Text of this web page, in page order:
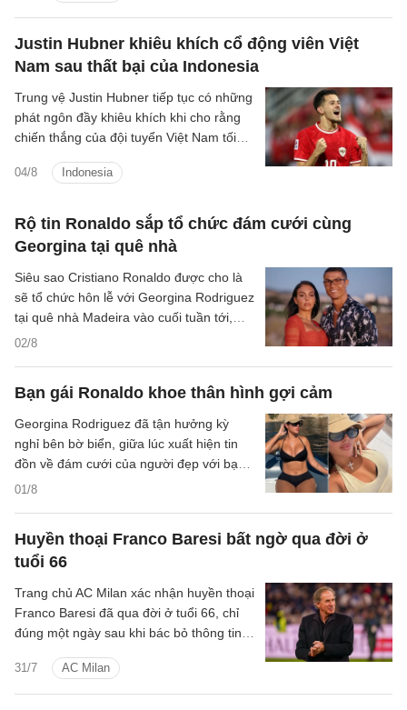
Justin Hubner khiêu khích cổ động viên Việt
Nam sau thất bại của Indonesia
04/8 Indonesia
Trung vệ Justin Hubner tiếp tục có những
phát ngôn đầy khiêu khích khi cho rằng
chiến thắng của đội tuyển Việt Nam tối
Rộ tin Ronaldo sắp tổ chức đám cưới cùng
Georgina tại quê nhà
02/8
Siêu sao Cristiano Ronaldo được cho là
sẽ tổ chức hôn lễ với Georgina Rodriguez
tại quê nhà Madeira vào cuối tuần tới,
khép lại gần một thập kỷ gắn bó.
Bạn gái Ronaldo khoe thân hình gợi cảm
01/8
Georgina Rodriguez đã tận hưởng kỳ
nghỉ bên bờ biển, giữa lúc xuất hiện tin
đồn về đám cưới của người đẹp với bạn
trai Cristiano Ronaldo.
Huyền thoại Franco Baresi bất ngờ qua đời ở
tuổi 66
31/7 AC Milan
Trang chủ AC Milan xác nhận huyền thoại
Franco Baresi đã qua đời ở tuổi 66, chỉ
đúng một ngày sau khi bác bỏ thông tin